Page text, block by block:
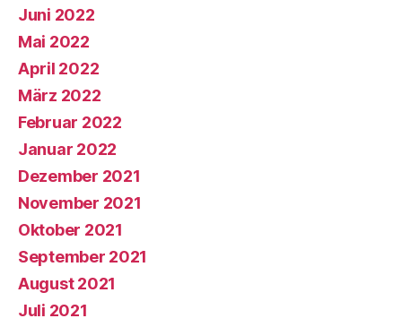
Juni 2022
Mai 2022
April 2022
März 2022
Februar 2022
Januar 2022
Dezember 2021
November 2021
Oktober 2021
September 2021
August 2021
Juli 2021